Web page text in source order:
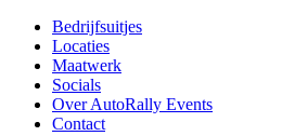
Bedrijfsuitjes
Locaties
Maatwerk
Socials
Over AutoRally Events
Contact